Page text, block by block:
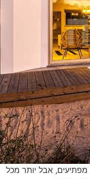
מפתיעים, אבל יותר מכל